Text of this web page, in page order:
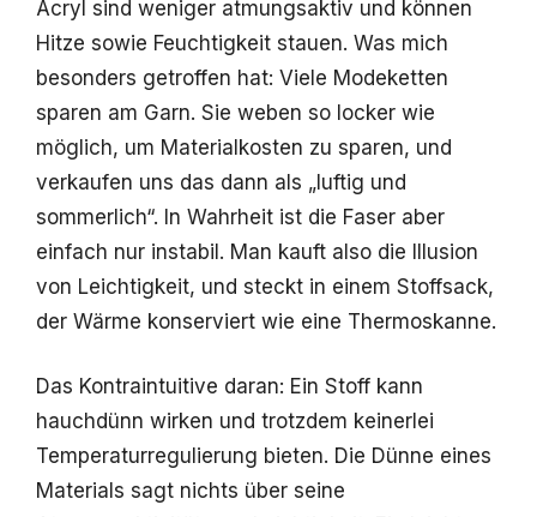
Acryl sind weniger atmungsaktiv und können
Hitze sowie Feuchtigkeit stauen. Was mich
besonders getroffen hat: Viele Modeketten
sparen am Garn. Sie weben so locker wie
möglich, um Materialkosten zu sparen, und
verkaufen uns das dann als „luftig und
sommerlich“. In Wahrheit ist die Faser aber
einfach nur instabil. Man kauft also die Illusion
von Leichtigkeit, und steckt in einem Stoffsack,
der Wärme konserviert wie eine Thermoskanne.
Das Kontraintuitive daran: Ein Stoff kann
hauchdünn wirken und trotzdem keinerlei
Temperaturregulierung bieten. Die Dünne eines
Materials sagt nichts über seine